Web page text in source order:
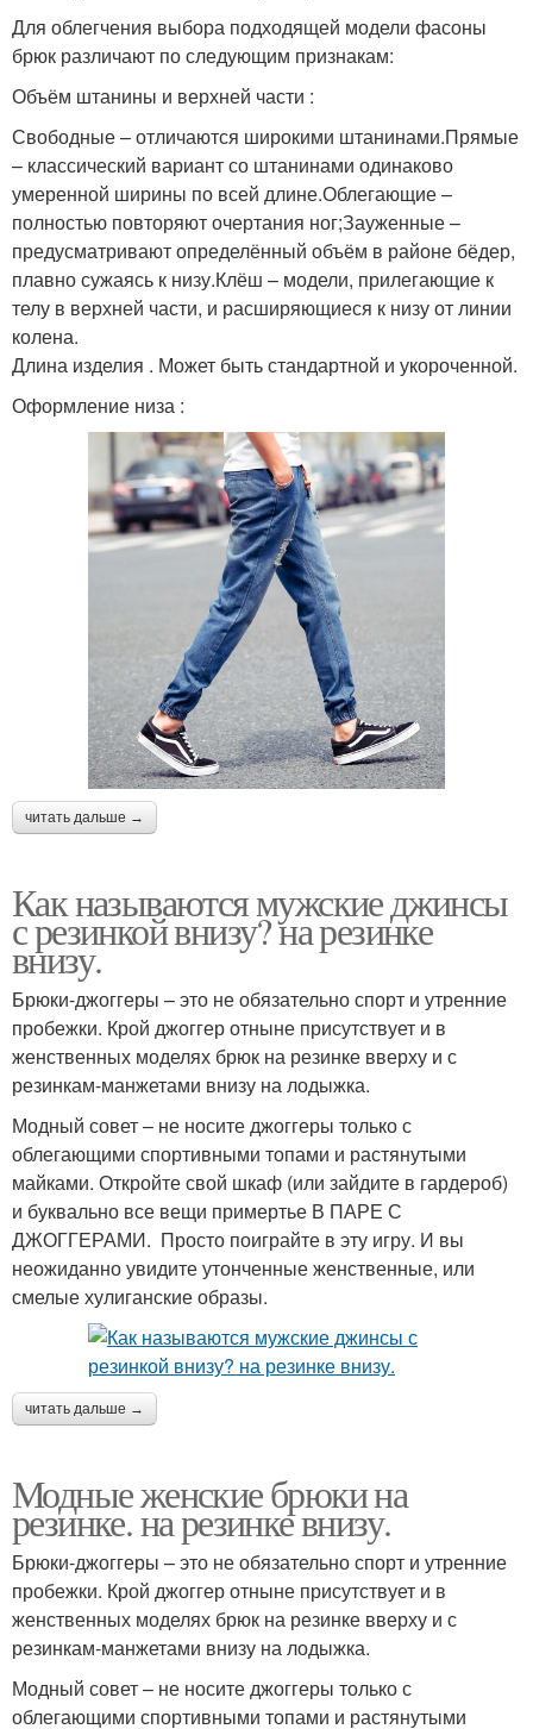
Для облегчения выбора подходящей модели фасоны
брюк различают по следующим признакам:
Объём штанины и верхней части :
Свободные – отличаются широкими штанинами.Прямые
– классический вариант со штанинами одинаково
умеренной ширины по всей длине.Облегающие –
полностью повторяют очертания ног;Зауженные –
предусматривают определённый объём в районе бёдер,
плавно сужаясь к низу.Клёш – модели, прилегающие к
телу в верхней части, и расширяющиеся к низу от линии
колена.
Длина изделия . Может быть стандартной и укороченной.
Оформление низа :
читать дальше →
Как называются мужские джинсы
с резинкой внизу? на резинке
внизу.
Брюки-джоггеры – это не обязательно спорт и утренние
пробежки. Крой джоггер отныне присутствует и в
женственных моделях брюк на резинке вверху и с
резинкам-манжетами внизу на лодыжка.
Модный совет – не носите джоггеры только с
облегающими спортивными топами и растянутыми
майками. Откройте свой шкаф (или зайдите в гардероб)
и буквально все вещи примертье В ПАРЕ С
ДЖОГГЕРАМИ. Просто поиграйте в эту игру. И вы
неожиданно увидите утонченные женственные, или
смелые хулиганские образы.
читать дальше →
Модные женские брюки на
резинке. на резинке внизу.
Брюки-джоггеры – это не обязательно спорт и утренние
пробежки. Крой джоггер отныне присутствует и в
женственных моделях брюк на резинке вверху и с
резинкам-манжетами внизу на лодыжка.
Модный совет – не носите джоггеры только с
облегающими спортивными топами и растянутыми